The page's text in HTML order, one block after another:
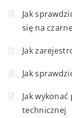
Jak
się na
Jak
Jak
Jak
technicznej